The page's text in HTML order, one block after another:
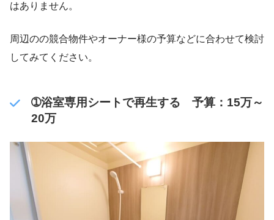
はありません。
周辺のの競合物件やオーナー様の予算などに合わせて検討
してみてください。
➀浴室専用シートで再生する 予算：15万～
20万